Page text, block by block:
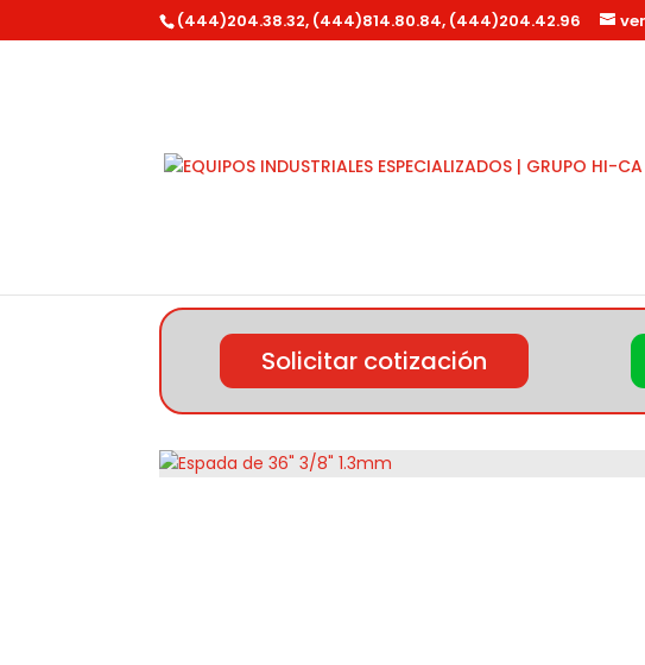
(444)204.38.32, (444)814.80.84, (444)204.42.96
Solicitar cotización